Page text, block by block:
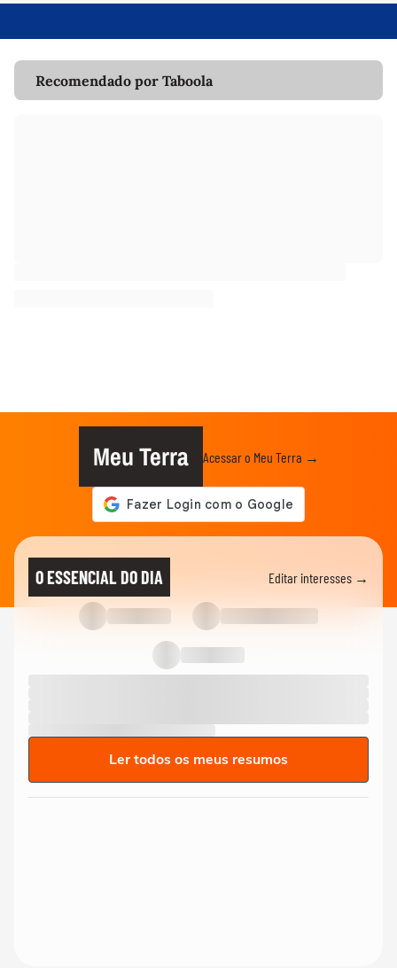
Recomendado por Taboola
Meu Terra Acessar o Meu Terra →
O ESSENCIAL DO DIA Editar interesses →
Ler todos os meus resumos